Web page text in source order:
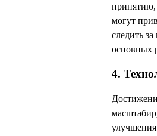
принятию,
могут
следить
основных
4.